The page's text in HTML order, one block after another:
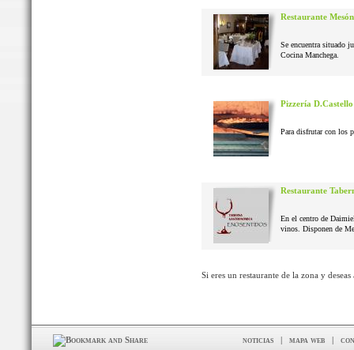
Restaurante
Se encuentra situado
Cocina Manchega.
Pizzería D.Castello
Para disfrutar con los
Restaurante
En el centro de
vinos. Disponen de
Si eres un restaurante de la zona y
noticias | mapa web |